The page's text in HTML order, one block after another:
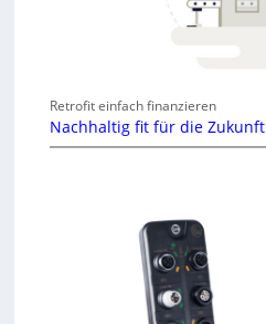
Retrofit einfach finanzieren
Nachhaltig fit für die Zukunft